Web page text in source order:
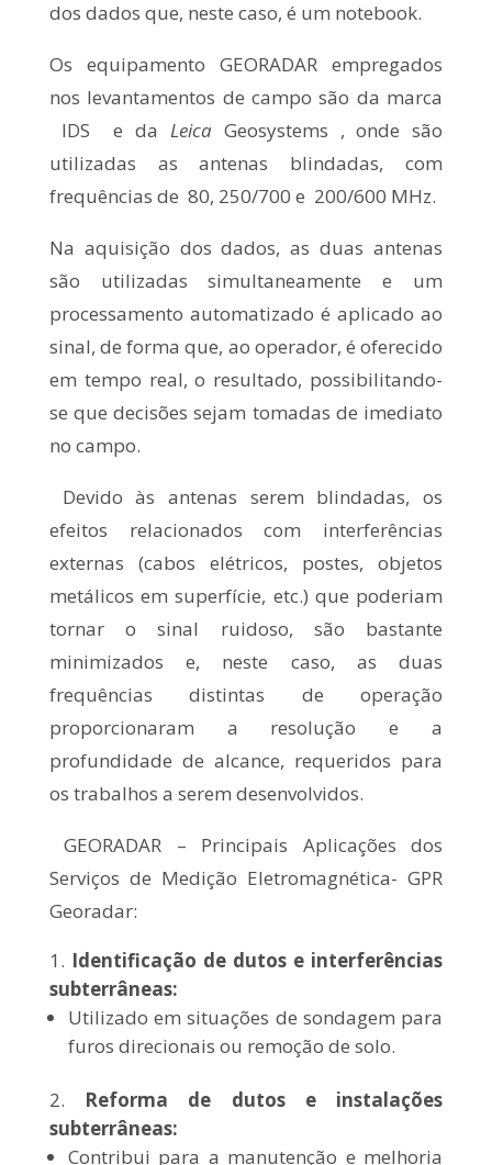
dos dados que, neste caso, é um notebook.
Os equipamento GEORADAR empregados
nos levantamentos de campo são da marca
IDS e da LeicaGeosystems , onde são
utilizadas as antenas blindadas, com
frequências de 80, 250/700 e 200/600 MHz.
Na aquisição dos dados, as duas antenas
são utilizadas simultaneamente e um
processamento automatizado é aplicado ao
sinal, de forma que, ao operador, é oferecido
em tempo real, o resultado, possibilitando-
se que decisões sejam tomadas de imediato
no campo.
Devido às antenas serem blindadas, os
efeitos relacionados com interferências
externas (cabos elétricos, postes, objetos
metálicos em superfície, etc.) que poderiam
tornar o sinal ruidoso, são bastante
minimizados e, neste caso, as duas
frequências distintas de operação
proporcionaram a resolução e a
profundidade de alcance, requeridos para
os trabalhos a serem desenvolvidos.
GEORADAR – Principais Aplicações dos
Serviços de Medição Eletromagnética- GPR
Georadar:
Identificação de dutos e interferências
subterrâneas:
Utilizado em situações de sondagem para
furos direcionais ou remoção de solo.
Reforma de dutos e instalações
subterrâneas:
Contribui para a manutenção e melhoria